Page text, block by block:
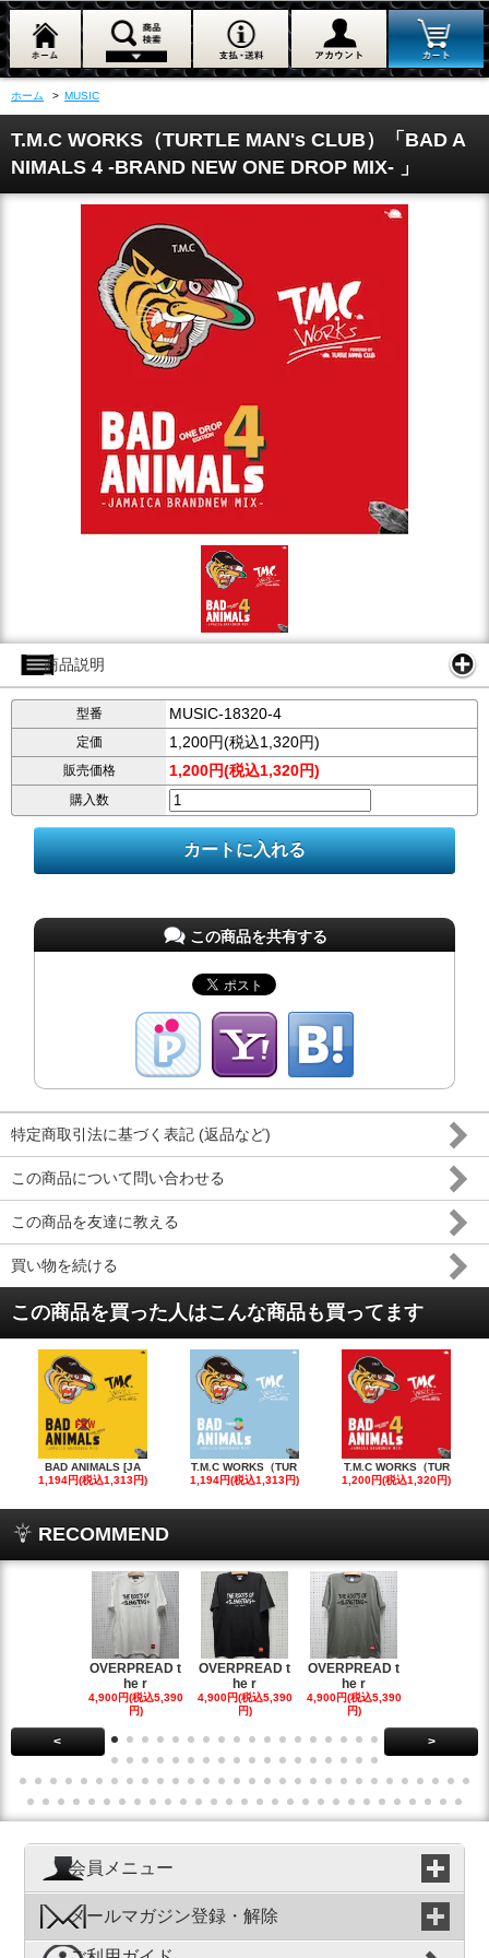
ホーム > MUSIC
T.M.C WORKS（TURTLE MAN's CLUB）「BAD A
NIMALS 4 -BRAND NEW ONE DROP MIX- 」
商品説明
型番 MUSIC-18320-4
定価 1,200円(税込1,320円)
販売価格 1,200円(税込1,320円)
購入数
この商品を共有する
特定商取引法に基づく表記 (返品など)
この商品について問い合わせる
この商品を友達に教える
買い物を続ける
この商品を買った人はこんな商品も買ってます
BAD ANIMALS [JA
1,194円(税込1,313円)
T.M.C WORKS（TUR
1,194円(税込1,313円)
T.M.C WORKS（TUR
1,200円(税込1,320円)
RECOMMEND
OVERPREAD t
he r
4,900円(税込5,390
円)
OVERPREAD t
he r
4,900円(税込5,390
円)
OVERPREAD t
he r
4,900円(税込5,390
円)
< >
会員メニュー
メールマガジン登録・解除